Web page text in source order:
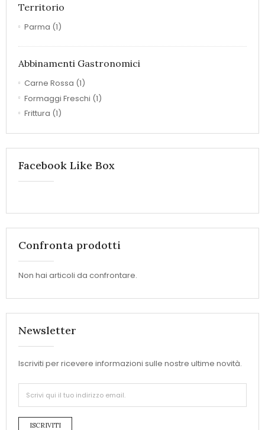
Territorio
Parma (1)
Abbinamenti Gastronomici
Carne Rossa (1)
Formaggi Freschi (1)
Frittura (1)
Facebook Like Box
Confronta prodotti
Non hai articoli da confrontare.
Newsletter
Iscriviti per ricevere informazioni sulle nostre ultime novità.
ISCRIVITI